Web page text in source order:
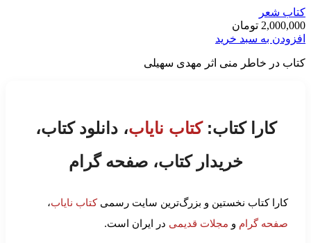
کتاب شعر
2,000,000 تومان
افزودن به سبد خرید
کتاب در خاطر منی اثر مهدی سهیلی
کارا کتاب:کتاب نایاب، دانلود کتاب،
خریدار کتاب، صفحه گرام
کارا کتاب نخستین و بزرگ‌ترین سایت رسمیکتاب نایاب،
صفحه گرام و مجلات قدیمی در ایران است.